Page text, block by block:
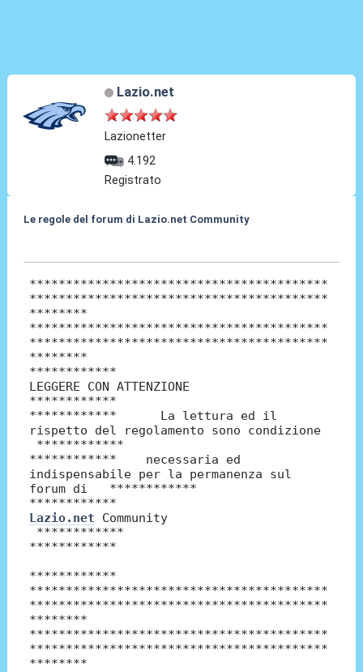
Lazio.net
Lazionetter
4.192
Registrato
Le regole del forum di Lazio.net Community
*****************************************
*****************************************
********
*****************************************
*****************************************
********
************
LEGGERE CON ATTENZIONE
************
************ La lettura ed il
rispetto del regolamento sono condizione
************
************ necessaria ed
indispensabile per la permanenza sul
forum di ************
************
Lazio.net Community
************
************
************
*****************************************
*****************************************
********
*****************************************
*****************************************
********